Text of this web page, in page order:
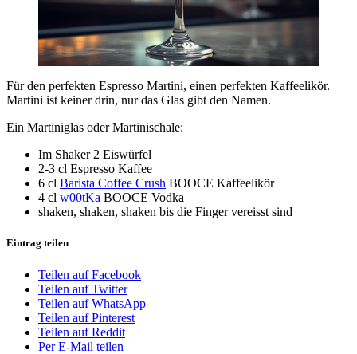
Für den perfekten Espresso Martini, einen perfekten Kaffeelikör.
Martini ist keiner drin, nur das Glas gibt den Namen.
Ein Martiniglas oder Martinischale:
Im Shaker 2 Eiswürfel
2-3 cl Espresso Kaffee
6 cl Barista Coffee Crush BOOCE Kaffeelikör
4 cl w00tKa BOOCE Vodka
shaken, shaken, shaken bis die Finger vereisst sind
Eintrag teilen
Teilen auf Facebook
Teilen auf Twitter
Teilen auf WhatsApp
Teilen auf Pinterest
Teilen auf Reddit
Per E-Mail teilen